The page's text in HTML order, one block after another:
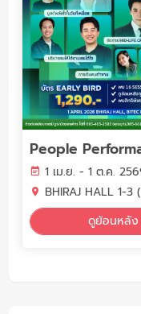
1 เม.ย. - 1 ต.ค.
BHIRAJ HALL 1-3 (2ND
ดูย้อนหลัง